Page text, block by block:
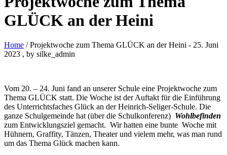
GLÜCK an der Heini
Home / Projektwoche zum Thema GLÜCK an der Heini - 25. Juni
2023 , by silke_admin
Vom 20. – 24. Juni fand an unserer Schule eine Projektwoche zum
Thema GLÜCK statt. Die Woche ist der Auftakt für die Einführung
des Unterrichtsfaches Glück an der Heinrich-Seliger-Schule. Die
ganze Schulgemeinde hat (über die Schulkonferenz) Wohlbefinden
zum Entwicklungsziel gemacht. Wir hatten eine bunte Woche mit
Hühnern, Graffity, Tänzen, Theater und vielem mehr, was man rund
um das Thema Glück machen kann.